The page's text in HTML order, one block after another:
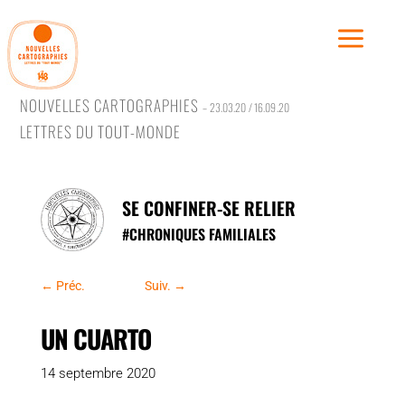
NOUVELLES CARTOGRAPHIES– 23.03.20 / 16.09.20
LETTRES DU TOUT-MONDE
SE CONFINER-SE RELIER
#CHRONIQUES FAMILIALES
← Préc. Suiv. →
UN CUARTO
14 septembre 2020